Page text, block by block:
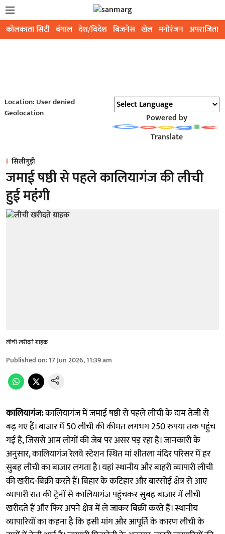
कोलकाता सिटी बंगाल देश/विदेश बिजनेस खेल मनोरंजन अपराजिता
Location: User denied
Geolocation
Powered by
Translate
सिलीगुड़ी
जमाई षष्ठी से पहले कालियागंज की लीची
हुई महंगी
लीची खरीदते ग्राहक
Published on:17 Jun 2026, 11:39 am
कालियागंज:कालियागंज में जमाई षष्ठी से पहले लीची के दाम तेजी से
बढ़ गए हैं। बाजार में 50 लीची की कीमत लगभग 250 रुपया तक पहुंच
गई है, जिससे आम लोगों की जेब पर असर पड़ रहा है। जानकारी के
अनुसार, कालियागंज रेलवे स्टेशन स्थित मां शीतला मंदिर परिसर में हर
सुबह लीची का बाजार लगता है। यहां स्थानीय और बाहरी व्यापारी लीची
की खरीद-बिक्री करते हैं। बिहार के कटिहार और बारसोई क्षेत्र से आए
व्यापारी रात की ट्रेनों से कालियागंज पहुंचकर सुबह बाजार में लीची
खरीदते हैं और फिर अपने क्षेत्र में ले जाकर बिक्री करते हैं। स्थानीय
व्यापारियों का कहना है कि इसी मांग और आपूर्ति के कारण लीची के